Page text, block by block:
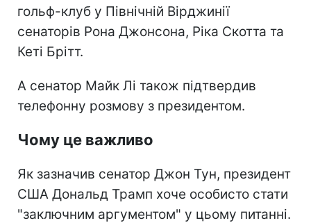
гольф-клуб у Північній Вірджинії
сенаторів Рона Джонсона, Ріка Скотта та
Кеті Брітт.
А сенатор Майк Лі також підтвердив
телефонну розмову з президентом.
Чому це важливо
Як зазначив сенатор Джон Тун, президент
США Дональд Трамп хоче особисто стати
"заключним аргументом" у цьому питанні.